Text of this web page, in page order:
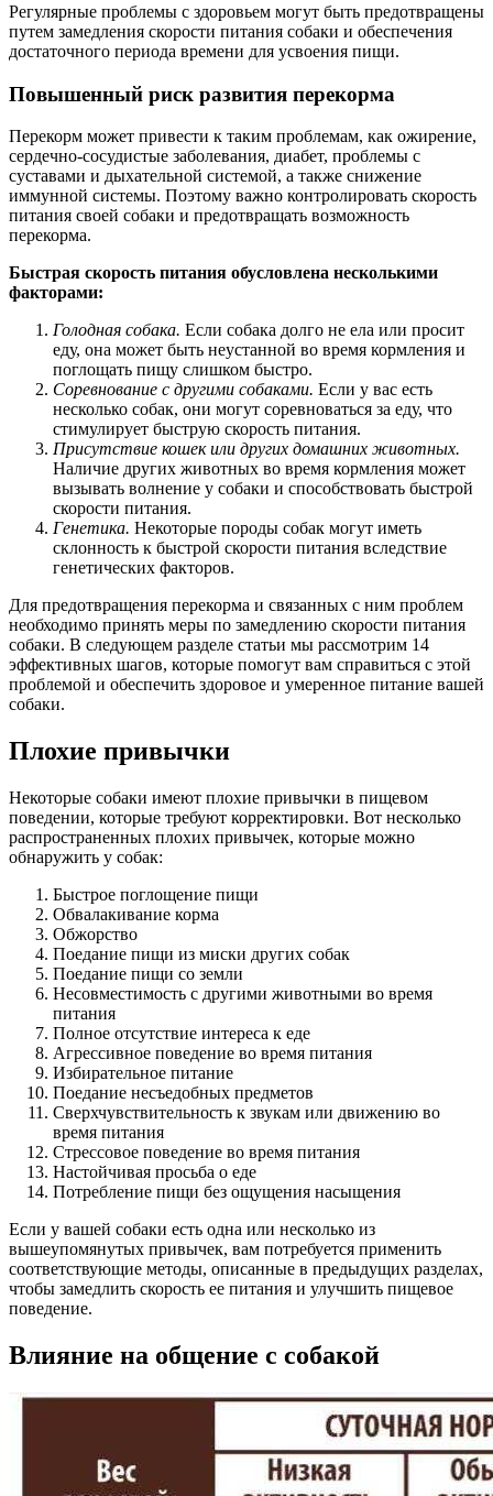
Регулярные проблемы с здоровьем могут быть предотвращены
путем замедления скорости питания собаки и обеспечения
достаточного периода времени для усвоения пищи.
Повышенный риск развития перекорма
Перекорм может привести к таким проблемам, как ожирение,
сердечно-сосудистые заболевания, диабет, проблемы с
суставами и дыхательной системой, а также снижение
иммунной системы. Поэтому важно контролировать скорость
питания своей собаки и предотвращать возможность
перекорма.
Быстрая скорость питания обусловлена несколькими
факторами:
Голодная собака. Если собака долго не ела или просит
еду, она может быть неустанной во время кормления и
поглощать пищу слишком быстро.
Соревнование с другими собаками. Если у вас есть
несколько собак, они могут соревноваться за еду, что
стимулирует быструю скорость питания.
Присутствие кошек или других домашних животных.
Наличие других животных во время кормления может
вызывать волнение у собаки и способствовать быстрой
скорости питания.
Генетика. Некоторые породы собак могут иметь
склонность к быстрой скорости питания вследствие
генетических факторов.
Для предотвращения перекорма и связанных с ним проблем
необходимо принять меры по замедлению скорости питания
собаки. В следующем разделе статьи мы рассмотрим 14
эффективных шагов, которые помогут вам справиться с этой
проблемой и обеспечить здоровое и умеренное питание вашей
собаки.
Плохие привычки
Некоторые собаки имеют плохие привычки в пищевом
поведении, которые требуют корректировки. Вот несколько
распространенных плохих привычек, которые можно
обнаружить у собак:
Быстрое поглощение пищи
Обвалакивание корма
Обжорство
Поедание пищи из миски других собак
Поедание пищи со земли
Несовместимость с другими животными во время
питания
Полное отсутствие интереса к еде
Агрессивное поведение во время питания
Избирательное питание
Поедание несъедобных предметов
Сверхчувствительность к звукам или движению во
время питания
Стрессовое поведение во время питания
Настойчивая просьба о еде
Потребление пищи без ощущения насыщения
Если у вашей собаки есть одна или несколько из
вышеупомянутых привычек, вам потребуется применить
соответствующие методы, описанные в предыдущих разделах,
чтобы замедлить скорость ее питания и улучшить пищевое
поведение.
Влияние на общение с собакой